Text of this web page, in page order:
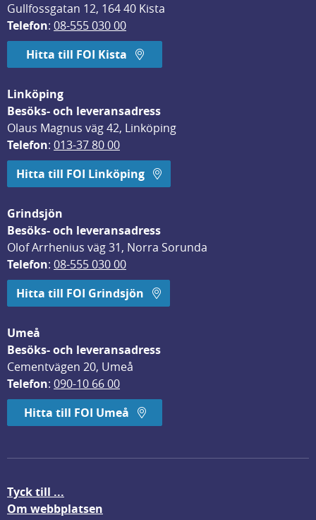
Gullfossgatan 12, 164 40 Kista
Telefon: 08-555 030 00
Hitta till FOI Kista
Linköping
Besöks- och leveransadress
Olaus Magnus väg 42, Linköping
Telefon: 013-37 80 00
Hitta till FOI Linköping
Grindsjön
Besöks- och leveransadress
Olof Arrhenius väg 31, Norra Sorunda
Telefon: 08-555 030 00
Hitta till FOI Grindsjön
Umeå
Besöks- och leveransadress
Cementvägen 20, Umeå
Telefon: 090-10 66 00
Hitta till FOI Umeå
Tyck till ...
Om webbplatsen